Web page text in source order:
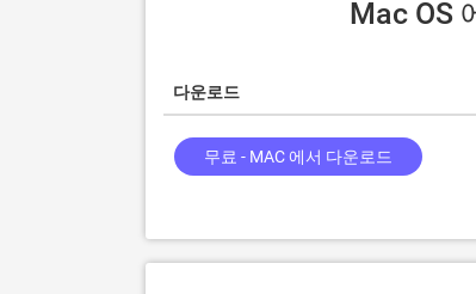
Mac OS
다운로드
무료 - MAC 에서 다운로드